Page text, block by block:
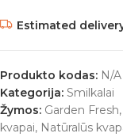
Estimated
Produkto kodas: N/A
Kategorija: Smilkalai
Žymos: Garden Fresh,
kvapai, Natūralūs